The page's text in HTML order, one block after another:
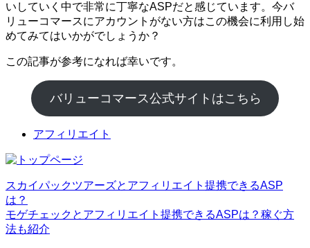
いしていく中で非常に丁寧なASPだと感じています。今バ
リューコマースにアカウントがない方はこの機会に利用し始
めてみてはいかがでしょうか？
この記事が参考になれば幸いです。
バリューコマース公式サイトはこちら
アフィリエイト
スカイパックツアーズとアフィリエイト提携できるASP
は？
モゲチェックとアフィリエイト提携できるASPは？稼ぐ方
法も紹介